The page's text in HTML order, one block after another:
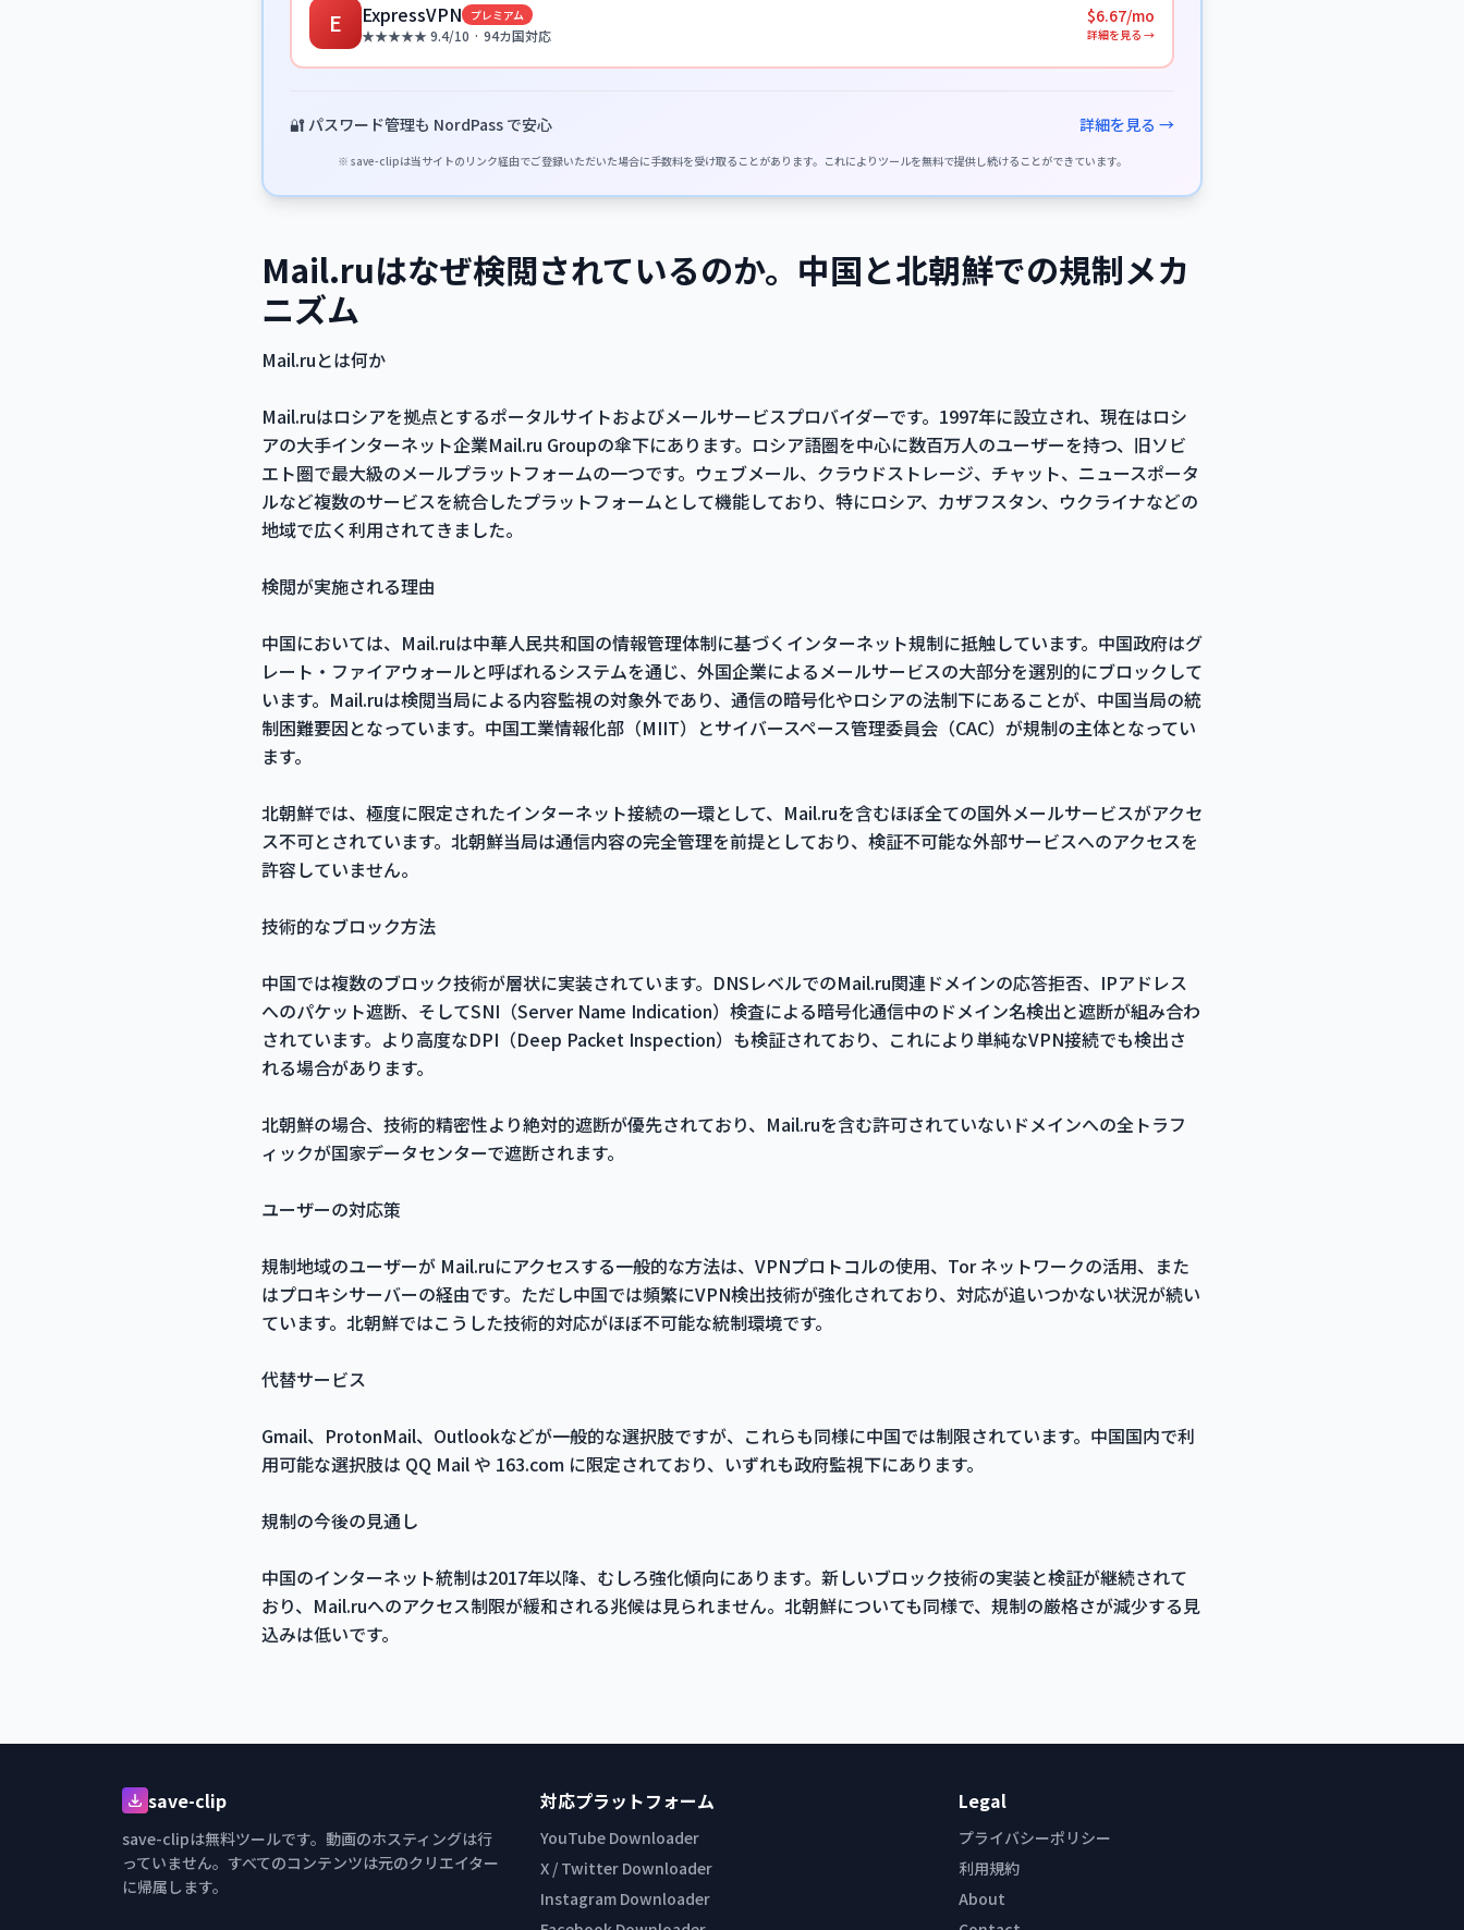
E ExpressVPN プレミアム
★★★★★ 9.4/10 · 94カ国対応
$6.67/mo
詳細を見る →
🔐 パスワード管理も NordPass で安心 詳細を見る →
※ save-clipは当サイトのリンク経由でご登録いただいた場合に手数料を受け取ることがあります。これによりツールを無料で提供し続けることができています。
Mail.ruはなぜ検閲されているのか。中国と北朝鮮での規制メカ
ニズム
Mail.ruとは何か
Mail.ruはロシアを拠点とするポータルサイトおよびメールサービスプロバイダーです。1997年に設立され、現在はロシ
アの大手インターネット企業Mail.ru Groupの傘下にあります。ロシア語圏を中心に数百万人のユーザーを持つ、旧ソビ
エト圏で最大級のメールプラットフォームの一つです。ウェブメール、クラウドストレージ、チャット、ニュースポータ
ルなど複数のサービスを統合したプラットフォームとして機能しており、特にロシア、カザフスタン、ウクライナなどの
地域で広く利用されてきました。
検閲が実施される理由
中国においては、Mail.ruは中華人民共和国の情報管理体制に基づくインターネット規制に抵触しています。中国政府はグ
レート・ファイアウォールと呼ばれるシステムを通じ、外国企業によるメールサービスの大部分を選別的にブロックして
います。Mail.ruは検閲当局による内容監視の対象外であり、通信の暗号化やロシアの法制下にあることが、中国当局の統
制困難要因となっています。中国工業情報化部（MIIT）とサイバースペース管理委員会（CAC）が規制の主体となってい
ます。
北朝鮮では、極度に限定されたインターネット接続の一環として、Mail.ruを含むほぼ全ての国外メールサービスがアクセ
ス不可とされています。北朝鮮当局は通信内容の完全管理を前提としており、検証不可能な外部サービスへのアクセスを
許容していません。
技術的なブロック方法
中国では複数のブロック技術が層状に実装されています。DNSレベルでのMail.ru関連ドメインの応答拒否、IPアドレス
へのパケット遮断、そしてSNI（Server Name Indication）検査による暗号化通信中のドメイン名検出と遮断が組み合わ
されています。より高度なDPI（Deep Packet Inspection）も検証されており、これにより単純なVPN接続でも検出さ
れる場合があります。
北朝鮮の場合、技術的精密性より絶対的遮断が優先されており、Mail.ruを含む許可されていないドメインへの全トラフ
ィックが国家データセンターで遮断されます。
ユーザーの対応策
規制地域のユーザーが Mail.ruにアクセスする一般的な方法は、VPNプロトコルの使用、Tor ネットワークの活用、また
はプロキシサーバーの経由です。ただし中国では頻繁にVPN検出技術が強化されており、対応が追いつかない状況が続い
ています。北朝鮮ではこうした技術的対応がほぼ不可能な統制環境です。
代替サービス
Gmail、ProtonMail、Outlookなどが一般的な選択肢ですが、これらも同様に中国では制限されています。中国国内で利
用可能な選択肢は QQ Mail や 163.com に限定されており、いずれも政府監視下にあります。
規制の今後の見通し
中国のインターネット統制は2017年以降、むしろ強化傾向にあります。新しいブロック技術の実装と検証が継続されて
おり、Mail.ruへのアクセス制限が緩和される兆候は見られません。北朝鮮についても同様で、規制の厳格さが減少する見
込みは低いです。
save-clip
save-clipは無料ツールです。動画のホスティングは行
っていません。すべてのコンテンツは元のクリエイター
に帰属します。
対応プラットフォーム
YouTube Downloader
X / Twitter Downloader
Instagram Downloader
Legal
プライバシーポリシー
利用規約
About